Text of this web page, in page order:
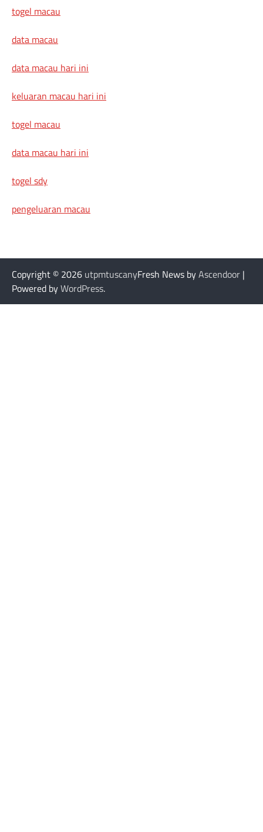
togel macau
data macau
data macau hari ini
keluaran macau hari ini
togel macau
data macau hari ini
togel sdy
pengeluaran macau
Copyright © 2026 utpmtuscanyFresh News byAscendoor |
Powered byWordPress.